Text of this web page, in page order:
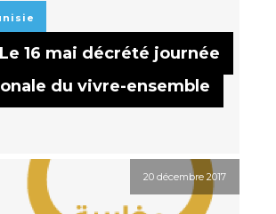
16 mai décrété journée
du vivre-ensemble
20 décembre 2017